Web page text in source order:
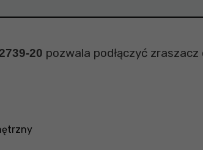
20 pozwala podłączyć